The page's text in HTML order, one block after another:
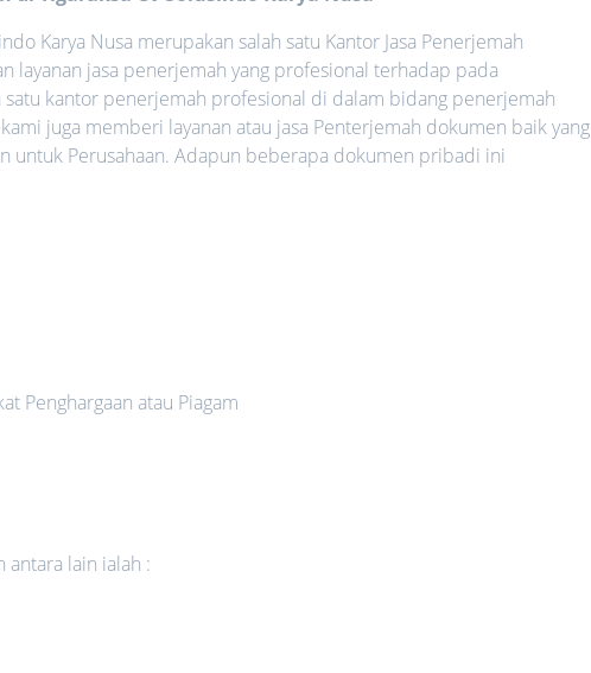
Karya Nusa merupakan salah satu Kantor Jasa Penerjemah
layanan jasa penerjemah yang profesional terhadap pada
satu kantor penerjemah profesional di dalam bidang penerjemah
juga memberi layanan atau jasa Penterjemah dokumen baik yang
untuk Perusahaan. Adapun beberapa dokumen pribadi ini
Penghargaan atau Piagam
antara lain ialah :